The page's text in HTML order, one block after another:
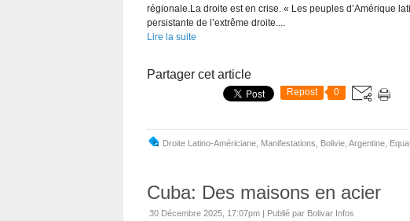
régionale.La droite est en crise. « Les peuples d’Amérique
persistante de l’extrême droite....
Lire la suite
Partager cet article
Repost 0
Droite Latino-Américiane Manifestations Bolivie Argentine
Cuba: Des maisons en acier
30 Décembre 2025, 17:07pm | Publié par Bolivar Infos